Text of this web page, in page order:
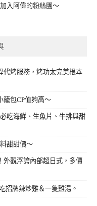
入阿偉的粉絲團～
代烤服務，烤功太完美根本
籠包CP值夠高～
吃海鮮、生魚片、牛排與甜
甜甜價～
外觀浮誇內部超日式，多價
招牌辣炒雞＆一隻雞湯。